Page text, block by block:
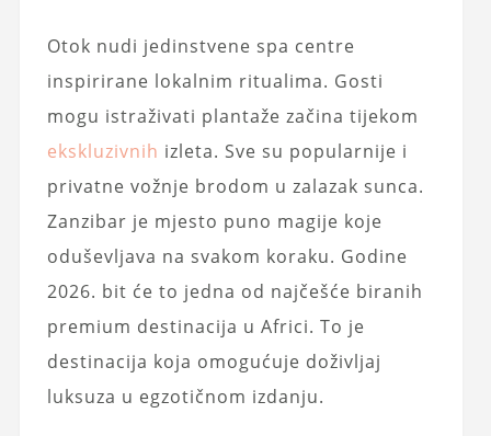
Otok nudi jedinstvene spa centre
inspirirane lokalnim ritualima. Gosti
mogu istraživati plantaže začina tijekom
ekskluzivnih izleta. Sve su popularnije i
privatne vožnje brodom u zalazak sunca.
Zanzibar je mjesto puno magije koje
oduševljava na svakom koraku. Godine
2026. bit će to jedna od najčešće biranih
premium destinacija u Africi. To je
destinacija koja omogućuje doživljaj
luksuza u egzotičnom izdanju.